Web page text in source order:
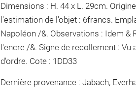
Dimensions : H. 44 x L. 29cm.
l'estimation de l'objet : 6francs.
Napoléon /&. Observations : Idem &
l'encre/&. Signe de recollement : Vu
d'ordre. Cote : 1DD33
Dernière provenance : Jabach,